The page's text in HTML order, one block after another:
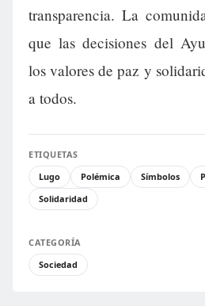
transparencia. La
que las decisiones del
los valores de paz y
a todos.
ETIQUETAS
Lugo
Polémica Símbolos
Solidaridad
CATEGORÍA
Sociedad